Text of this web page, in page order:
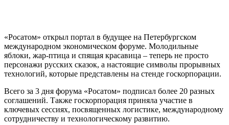
«Росатом» открыл портал в будущее на Петербургском
международном экономическом форуме. Молодильные
яблоки, жар-птица и спящая красавица – теперь не просто
персонажи русских сказок, а настоящие символы прорывных
технологий, которые представлены на стенде госкорпорации.
Всего за 3 дня форума «Росатом» подписал более 20 разных
соглашений. Также госкорпорация приняла участие в
ключевых сессиях, посвященных логистике, международному
сотрудничеству и технологическому развитию.